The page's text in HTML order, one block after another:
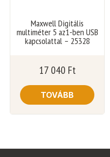
Maxwell Digitális
multiméter 5 az1-ben USB
kapcsolattal – 25328
17 040 Ft
TOVÁBB